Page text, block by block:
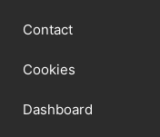
Contact
Cookies
Dashboard